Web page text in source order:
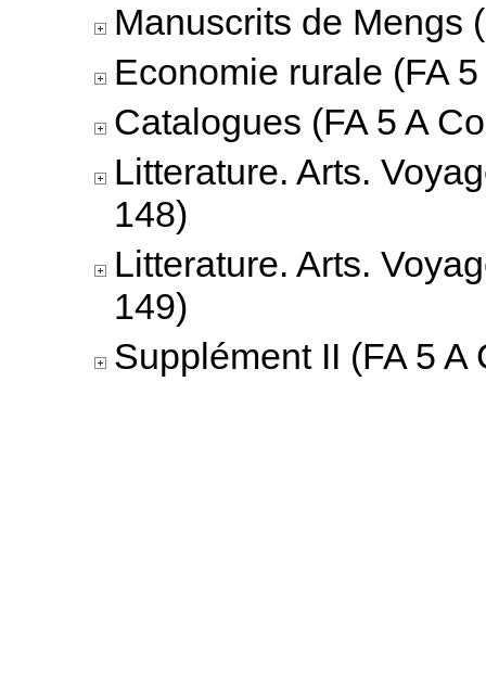
Manuscrits de Mengs
Economie rurale (FA
Catalogues (FA 5 A
Litterature. Arts.
148)
Litterature. Arts.
149)
Supplément II (FA 5 A